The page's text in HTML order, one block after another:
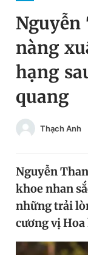
Chuyên mục
Chuyên mục khác
Chào ngày mới
Tin thị trường
Video
Sản phẩm khác
Tiện ích
Đổi mật
Tin đã lưu
Tin đã xem
Nguyễn
nàng
hạng
quang
Thạch Anh
Nguyễn
khoe nhan
những trải
cương vị